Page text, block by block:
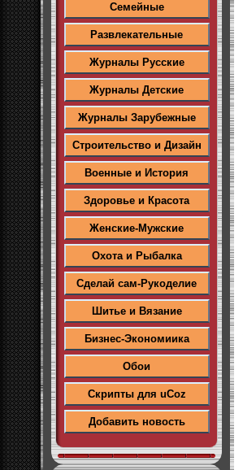
Семейные
Развлекательные
Журналы Русские
Журналы Детские
Журналы Зарубежные
Строительство и Дизайн
Военные и История
Здоровье и Красота
Женские-Мужские
Охота и Рыбалка
Сделай сам-Рукоделие
Шитье и Вязание
Бизнес-Экономиика
Обои
Скрипты для uCoz
Добавить новость